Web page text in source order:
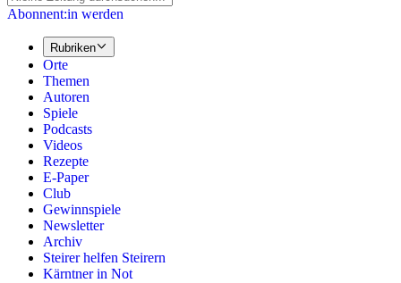
Abonnent:in werden
Rubriken
Orte
Themen
Autoren
Spiele
Podcasts
Videos
Rezepte
E-Paper
Club
Gewinnspiele
Newsletter
Archiv
Steirer helfen Steirern
Kärntner in Not